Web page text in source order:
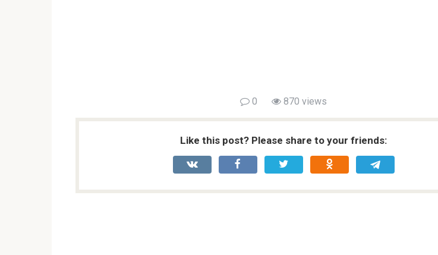
0 870 views
Like this post? Please share to your friends: